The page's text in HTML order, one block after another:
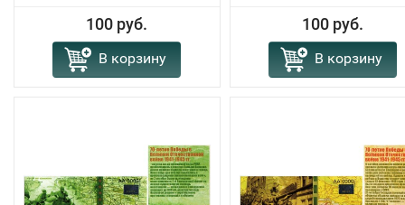
100 руб.
В корзину
100 руб.
В корзину